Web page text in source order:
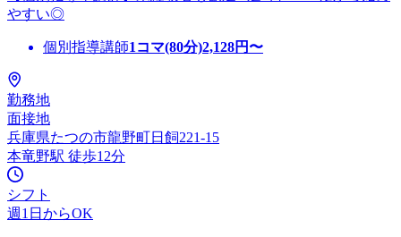
やすい◎
個別指導講師1コマ(80分)2,128円〜
勤務地
面接地
兵庫県たつの市龍野町日飼221-15
本竜野駅 徒歩12分
シフト
週1日からOK